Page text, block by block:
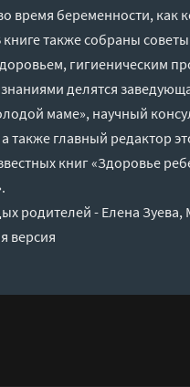
время беременности, как
также собраны
гигиеническим
делятся
маме», научный
также главный редактор
книг «Здоровье
родителей - Елена
версия